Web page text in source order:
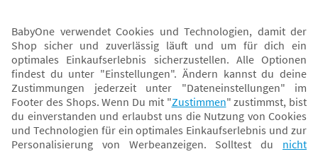
Versand mit
* Alle Preise inkl. MwSt. und ggf. zzgl.Versandkosten. Der dargestellte Preis gilt -
abhängig von der von dir gewählten Option - im BabyOne-Onlineshop oder bei